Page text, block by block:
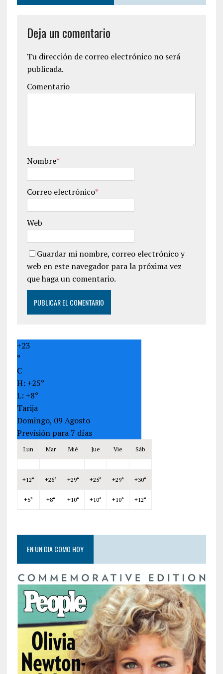
Deja un comentario
Tu dirección de correo electrónico no será
publicada.
Comentario
Nombre*
Correo electrónico*
Web
Guardar mi nombre, correo electrónico y
web en este navegador para la próxima vez
que haga un comentario.
+23
°
C
H: +25°
L: +8°
Tarija
Domingo, 09 Agosto
Previsión para 7 días
Lun Mar Mié Jue Vie Sáb
+12° +26° +29° +25° +29° +30°
+5° +8° +10° +10° +10° +12°
EN UN DIA COMO HOY